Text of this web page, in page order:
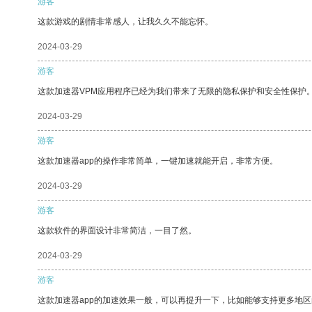
这款游戏的剧情非常感人，让我久久不能忘怀。
2024-03-29
游客
这款加速器VPM应用程序已经为我们带来了无限的隐私保护和安全性保护。
2024-03-29
游客
这款加速器app的操作非常简单，一键加速就能开启，非常方便。
2024-03-29
游客
这款软件的界面设计非常简洁，一目了然。
2024-03-29
游客
这款加速器app的加速效果一般，可以再提升一下，比如能够支持更多地区